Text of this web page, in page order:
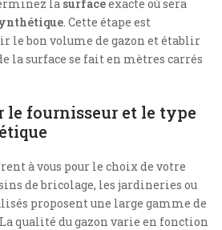
la surfaceexacte où sera
. Cette étape est
le bon volume de gazon et établir
la surface se fait en mètres carrés
le fournisseur et le type
à vous pour le choix de votre
de bricolage, les jardineries ou
proposent une large gamme de
qualité du gazon varie en fonction